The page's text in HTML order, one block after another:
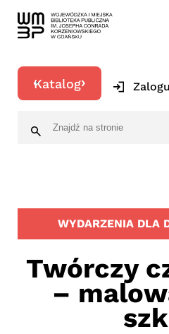
Katalog
WYDARZENIA DLA
Twórczy
–